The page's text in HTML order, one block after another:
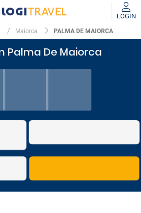
LOGIN
Maiorca PALMA DE MAIORCA
Palma De Maiorca